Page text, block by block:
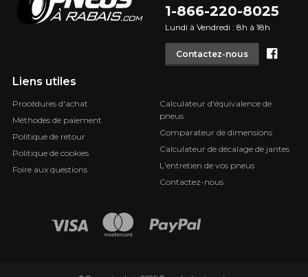
1-866-220-8025
Lundi à Vendredi : 8h à 18h
Contactez-nous
Liens utiles
Procédures d'achat
Méthodes de paiement
Politique de retour
Politique de cookies
Foire aux questions
Calculateur d'équivalence de
pneus
Comparateur de dimensions
Calculateur de décalage de jantes
L'entretien de vos pneus
Contactez-nous